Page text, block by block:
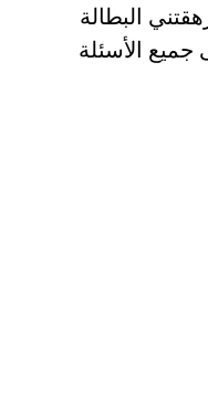
البطالة
الأسئلة